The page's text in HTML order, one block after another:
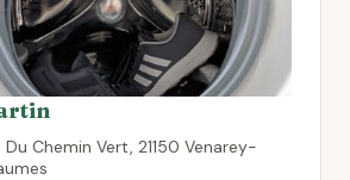
Du Chemin Vert, 21150 Venarey-